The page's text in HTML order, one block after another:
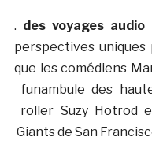
. des voyages
perspectives
que les comédiens
funambule des
roller Suzy Hotrod
Giants de San